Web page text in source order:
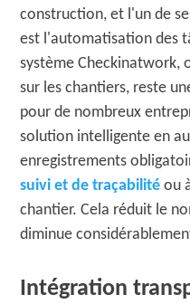
construction, et l'un de
est l'automatisation des
système Checkinatwork,
sur les chantiers, reste
pour de nombreux
solution intelligente en
enregistrements
suivi et de traçabilité ou
chantier. Cela réduit le
diminue
Intégration